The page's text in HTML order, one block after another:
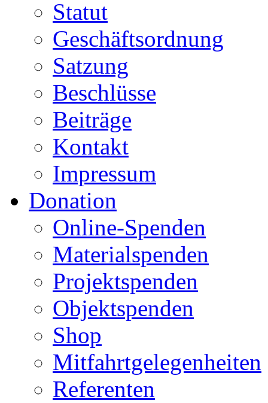
Statut
Geschäftsordnung
Satzung
Beschlüsse
Beiträge
Kontakt
Impressum
Donation
Online-Spenden
Materialspenden
Projektspenden
Objektspenden
Shop
Mitfahrtgelegenheiten
Referenten